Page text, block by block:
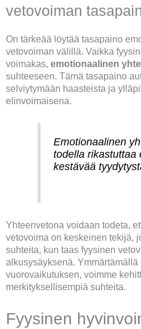
vetovoiman
On tärkeää löytää tasapaino
vetovoiman välillä. Vaikka
voimakas, emotionaalinen
suhteeseen. Tämä tasapaino
selviytymään haasteista ja
elinvoimaisena.
Emotionaalinen
todella rikastuttaa
kestävää
Yhteenvetona voidaan todeta,
vetovoima on keskeinen tekijä,
suhteita, kun taas fyysinen
alkusysäyksenä.
vuorovaikutuksen, voimme
merkityksellisempiä suhteita.
Fyysinen